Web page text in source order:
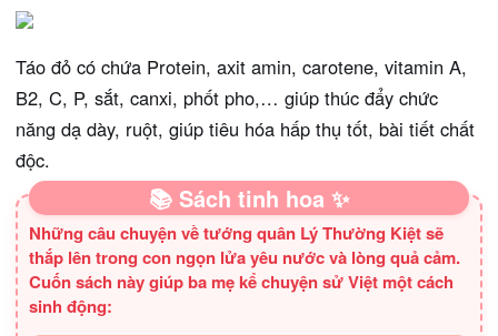
Táo đỏ có chứa Protein, axit amin, carotene, vitamin A,
B2, C, P, sắt, canxi, phốt pho,… giúp thúc đẩy chức
năng dạ dày, ruột, giúp tiêu hóa hấp thụ tốt, bài tiết chất
độc.
📚 Sách tinh hoa ✨
Những câu chuyện về tướng quân Lý Thường Kiệt sẽ
thắp lên trong con ngọn lửa yêu nước và lòng quả cảm.
Cuốn sách này giúp ba mẹ kể chuyện sử Việt một cách
sinh động: